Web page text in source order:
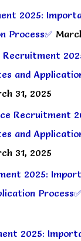
2025:
Process✅
Recruitment
and
31, 2025
Recruitment
and
31, 2025
2025:
Process✅
2025: